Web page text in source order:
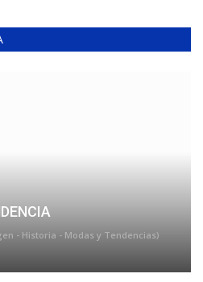
- Historia - Modas y Tendencias)